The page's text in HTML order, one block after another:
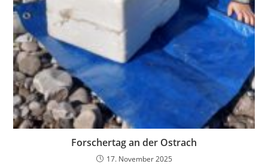
Forschertag an der Ostrach
17. November 2025